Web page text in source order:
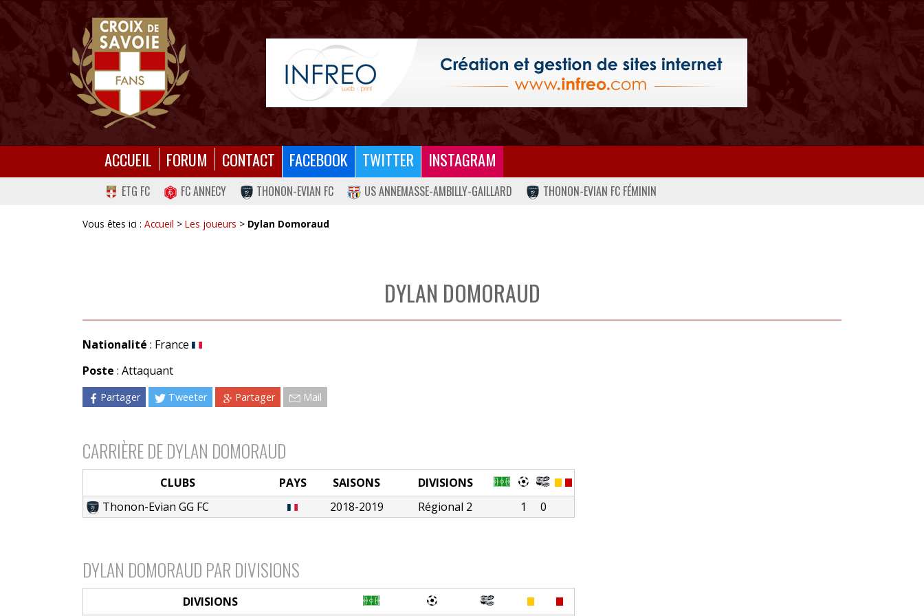
ACCUEIL FORUM CONTACT FACEBOOK TWITTER INSTAGRAM
ETG FC FC ANNECY THONON-EVIAN FC US ANNEMASSE-AMBILLY-GAILLARD THONON-EVIAN FC FÉMININ
Vous êtes ici : Accueil > Les joueurs > Dylan Domoraud
DYLAN DOMORAUD
Nationalité : France
Poste : Attaquant
Partager Tweeter Partager Mail
CARRIÈRE DE DYLAN DOMORAUD
CLUBS PAYS SAISONS
DIVISIONS
Thonon-Evian GG FC
2018-2019 Régional 2 1 0
DYLAN DOMORAUD PAR DIVISIONS
DIVISIONS